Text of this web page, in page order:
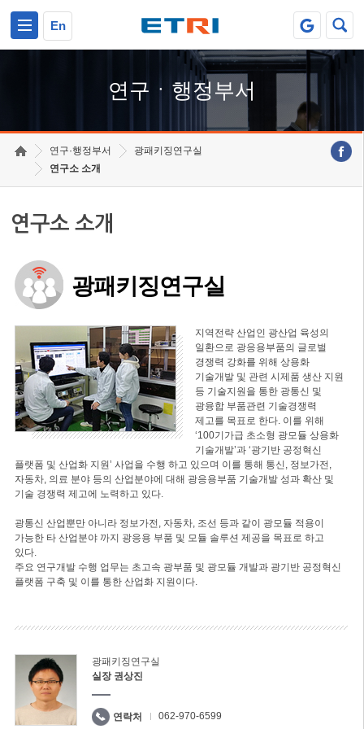
En
연구ㆍ행정부서
연구·행정부서
광패키징연구실
연구소 소개
연구소 소개
광패키징연구실
지역전략 산업인 광산업 육성의
일환으로 광응용부품의 글로벌
경쟁력 강화를 위해 상용화
기술개발 및 관련 시제품 생산 지원
등 기술지원을 통한 광통신 및
광융합 부품관련 기술경쟁력
제고를 목표로 한다. 이를 위해
‘100기가급 초소형 광모듈 상용화
기술개발’과 ‘광기반 공정혁신
플랫폼 및 산업화 지원’ 사업을 수행 하고 있으며 이를 통해 통신, 정보가전,
자동차, 의료 분야 등의 산업분야에 대해 광응용부품 기술개발 성과 확산 및
기술 경쟁력 제고에 노력하고 있다.
광통신 산업뿐만 아니라 정보가전, 자동차, 조선 등과 같이 광모듈 적용이
가능한 타 산업분야 까지 광응용 부품 및 모듈 솔루션 제공을 목표로 하고
있다.
주요 연구개발 수행 업무는 초고속 광부품 및 광모듈 개발과 광기반 공정혁신
플랫폼 구축 및 이를 통한 산업화 지원이다.
광패키징연구실
실장 권상진
연락처 062-970-6599